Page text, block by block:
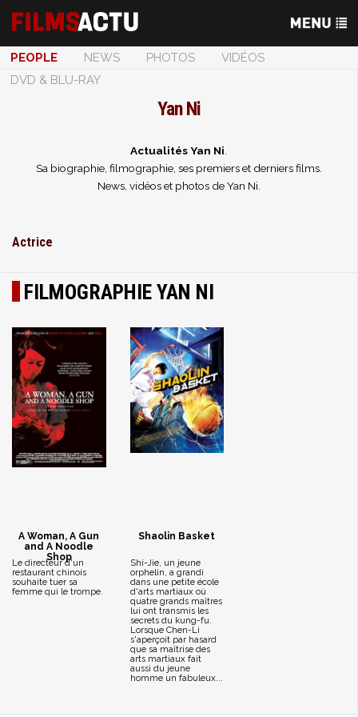
PEOPLE NEWS PHOTOS
VIDÉOS
DVD & BLU-RAY
Yan Ni
Actualités Yan Ni
Sa biographie, filmographie, ses premiers et derniers films.
News, vidéos et photos de Yan Ni.
Actrice
FILMOGRAPHIE YAN NI
A Woman, A Gun
and A Noodle
Shop
Le directeur d'un
restaurant chinois
souhaite tuer sa
femme qui le trompe.
Shaolin Basket
Shi-Jie, un jeune
orphelin, a grandi
dans une petite école
d'arts martiaux où
quatre grands maîtres
lui ont transmis les
secrets du kung-fu.
Lorsque Chen-Li
s'aperçoit par hasard
que sa maîtrise des
arts martiaux fait
aussi du jeune
homme un fabuleux...